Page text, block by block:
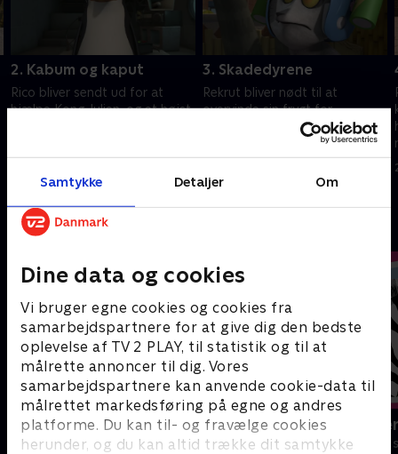
Samtykke Detaljer Om
Dine data og cookies
Vi bruger egne cookies og cookies fra
samarbejdspartnere for at give dig den bedste
oplevelse af TV 2 PLAY, til statistik og til at
målrette annoncer til dig. Vores
samarbejdspartnere kan anvende cookie-data til
målrettet markedsføring på egne og andres
platforme. Du kan til- og fravælge cookies
herunder, og du kan altid trække dit samtykke
2. Kabum og kaput
Rico bliver sendt ud for at
hjælpe Kong Julien, og et højst
3. Skadedyrene
Rekrut bliver nødt til at
overvinde sin frygt for
kakerlakker og ender med at få
deres hjælp til at befri de
andre pingviner ud af kløerne
på Betjent X.
Andre så også
Nuts Nuts Nuts
Børneserier • 1 sæsoner
Miniteve:
Børneserier • 1